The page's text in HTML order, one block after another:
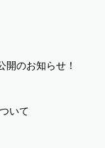
のお知らせ！
いて